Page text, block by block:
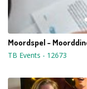
Moordspel -
TB Events - 12673